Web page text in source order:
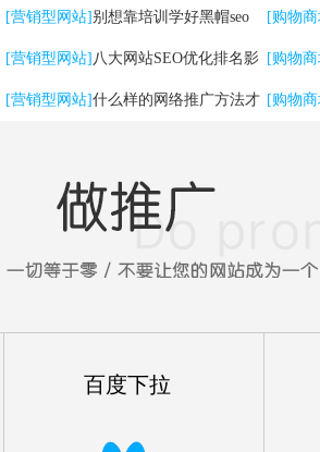
自媒体平台实现快速排名
[营销型网站]别想靠培训学好黑帽seo
[营销型网站] 八大网站SEO优化排名影
响因素
[营销型网站]什么样的网络推广方法才
[购物
[购物
法
[购物
百度下拉